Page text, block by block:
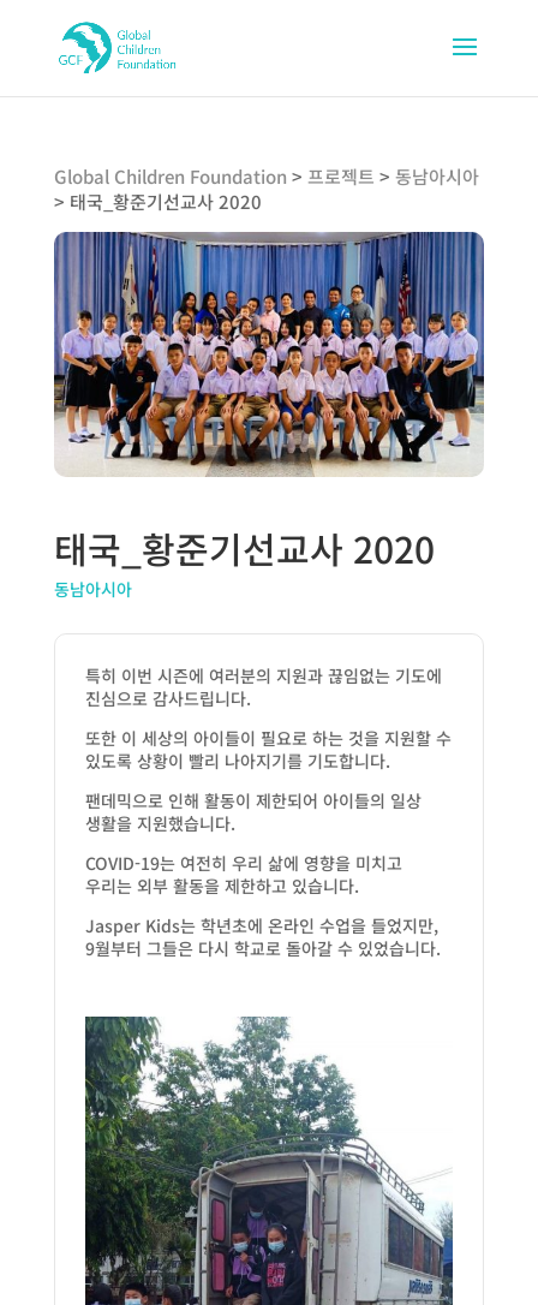
Global Children Foundation > 프로젝트 > 동남아시아
> 태국_황준기선교사 2020
태국_황준기선교사 2020
동남아시아
특히 이번 시즌에 여러분의 지원과 끊임없는 기도에
진심으로 감사드립니다.
또한 이 세상의 아이들이 필요로 하는 것을 지원할 수
있도록 상황이 빨리 나아지기를 기도합니다.
팬데믹으로 인해 활동이 제한되어 아이들의 일상
생활을 지원했습니다.
COVID-19는 여전히 우리 삶에 영향을 미치고
우리는 외부 활동을 제한하고 있습니다.
Jasper Kids는 학년초에 온라인 수업을 들었지만,
9월부터 그들은 다시 학교로 돌아갈 수 있었습니다.